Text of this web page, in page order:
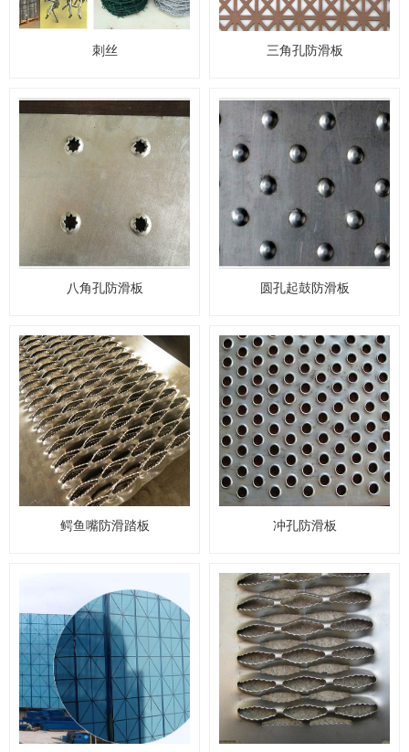
刺丝 三角孔防滑板
八角孔防滑板 圆孔起鼓防滑板
鳄鱼嘴防滑踏板 冲孔防滑板